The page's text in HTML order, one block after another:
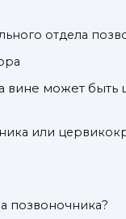
отдела
вине может
или
позвоночника?